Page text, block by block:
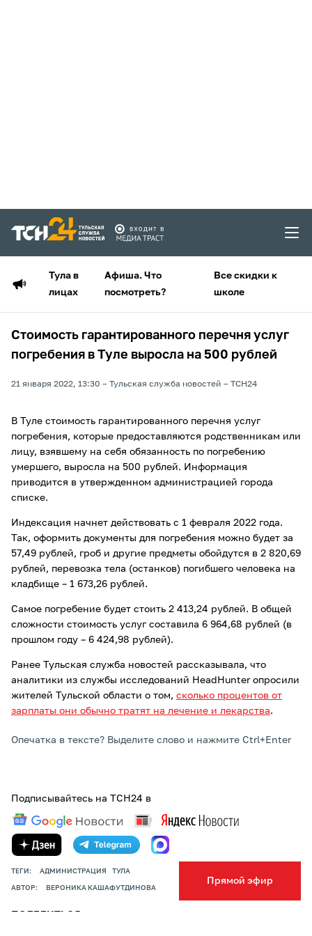
Тула в
лицах
Афиша. Что
посмотреть?
Все скидки к
школе
Прямой эфир
Стоимость гарантированного перечня услуг
погребения в Туле выросла на 500 рублей
21 января 2022, 13:30 Тульская служба новостей ТСН24
В Туле стоимость гарантированного перечня услуг
погребения, которые предоставляются родственникам или
лицу, взявшему на себя обязанность по погребению
умершего, выросла на 500 рублей. Информация
приводится в утвержденном администрацией города
списке.
Индексация начнет действовать с 1 февраля 2022 года.
Так, оформить документы для погребения можно будет за
57,49 рублей, гроб и другие предметы обойдутся в 2 820,69
рублей, перевозка тела (останков) погибшего человека на
кладбище – 1 673,26 рублей.
Самое погребение будет стоить 2 413,24 рублей. В общей
сложности стоимость услуг составила 6 964,68 рублей (в
прошлом году – 6 424,98 рублей).
Ранее Тульская служба новостей рассказывала, что
аналитики из службы исследований HeadHunter опросили
жителей Тульской области о том, сколько процентов от
зарплаты они обычно тратят на лечение и лекарства.
Опечатка в тексте? Выделите слово и нажмите Ctrl+Enter
Подписывайтесь на ТСН24 в
ТЕГИ: АДМИНИСТРАЦИЯ ТУЛА
АВТОР: ВЕРОНИКА КАШАФУТДИНОВА